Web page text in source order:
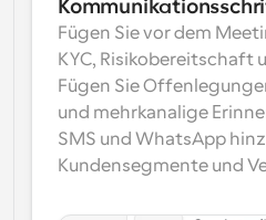
Fügen Sie vor dem
KYC, Risikobereitschaft
Fügen Sie
und mehrkanalige
SMS und WhatsApp
Kundensegmente und